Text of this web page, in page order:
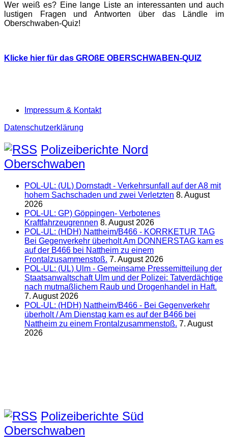
Wer weiß es? Eine lange Liste an interessanten und auch
lustigen Fragen und Antworten über das Ländle im
Oberschwaben-Quiz!
Klicke hier für das GROßE OBERSCHWABEN-QUIZ
Impressum & Kontakt
Datenschutzerklärung
Polizeiberichte Nord
Oberschwaben
POL-UL: (UL) Dornstadt - Verkehrsunfall auf der A8 mit
hohem Sachschaden und zwei Verletzten 8. August
2026
POL-UL: GP) Göppingen- Verbotenes
Kraftfahrzeugrennen 8. August 2026
POL-UL: (HDH) Nattheim/B466 - KORRKETUR TAG
Bei Gegenverkehr überholt Am DONNERSTAG kam es
auf der B466 bei Nattheim zu einem
Frontalzusammenstoß. 7. August 2026
POL-UL: (UL) Ulm - Gemeinsame Pressemitteilung der
Staatsanwaltschaft Ulm und der Polizei: Tatverdächtige
nach mutmaßlichem Raub und Drogenhandel in Haft.
7. August 2026
POL-UL: (HDH) Nattheim/B466 - Bei Gegenverkehr
überholt / Am Dienstag kam es auf der B466 bei
Nattheim zu einem Frontalzusammenstoß. 7. August
2026
Polizeiberichte Süd
Oberschwaben